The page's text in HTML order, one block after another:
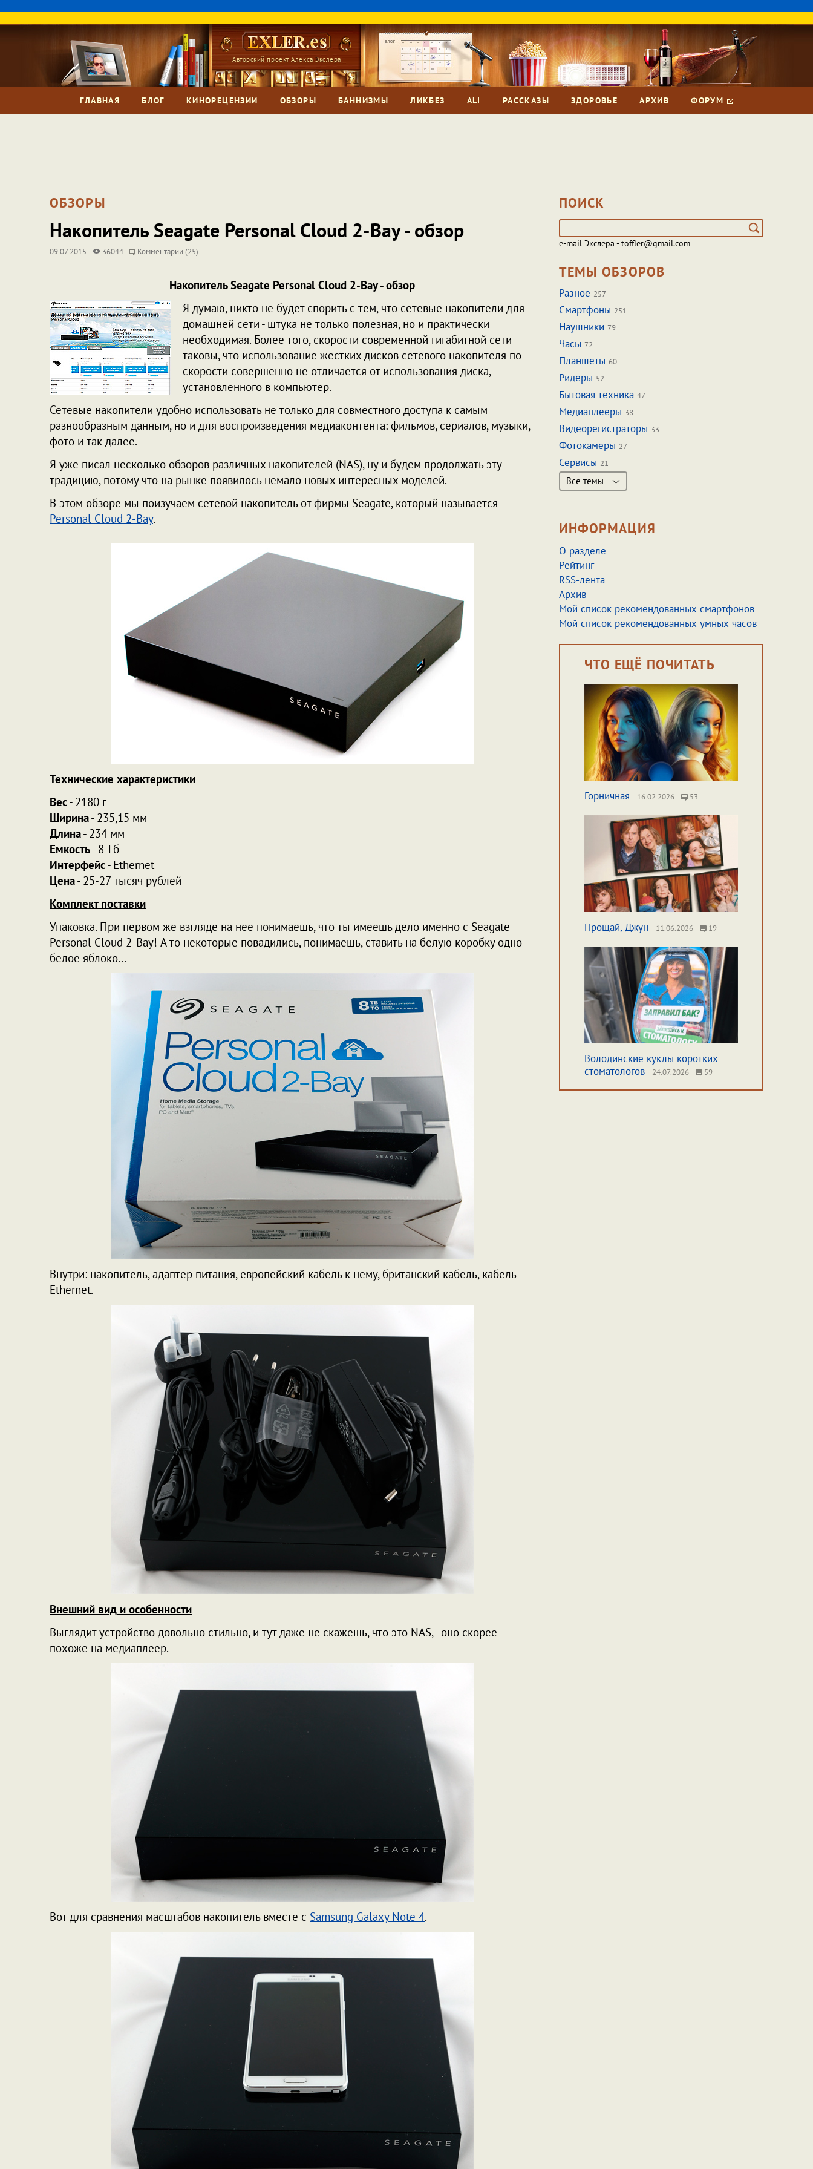
Авторский проект Алекса Экслера
ГЛАВНАЯ БЛОГ КИНОРЕЦЕНЗИИ ОБЗОРЫ БАННИЗМЫ ЛИКБЕЗ ALI РАССКАЗЫ ЗДОРОВЬЕ АРХИВ ФОРУМ
ОБЗОРЫ
Накопитель Seagate Personal Cloud 2-Bay - обзор
09.07.2015 36044 Комментарии (25)
Накопитель Seagate Personal Cloud 2-Bay - обзор
Я думаю, никто не будет спорить с тем, что сетевые накопители для
домашней сети - штука не только полезная, но и практически
необходимая. Более того, скорости современной гигабитной сети
таковы, что использование жестких дисков сетевого накопителя по
скорости совершенно не отличается от использования диска,
установленного в компьютер.
Сетевые накопители удобно использовать не только для совместного доступа к самым
разнообразным данным, но и для воспроизведения медиаконтента: фильмов, сериалов, музыки,
фото и так далее.
Я уже писал несколько обзоров различных накопителей (NAS), ну и будем продолжать эту
традицию, потому что на рынке появилось немало новых интересных моделей.
В этом обзоре мы поизучаем сетевой накопитель от фирмы Seagate, который называется
Personal Cloud 2-Bay.
Технические характеристики
Вес- 2180 г
Ширина- 235,15 мм
Длина- 234 мм
Емкость- 8 Тб
Интерфейс- Ethernet
Цена- 25-27 тысяч рублей
Комплект поставки
Упаковка. При первом же взгляде на нее понимаешь, что ты имеешь дело именно с Seagate
Personal Cloud 2-Bay! А то некоторые повадились, понимаешь, ставить на белую коробку одно
белое яблоко...
Внутри: накопитель, адаптер питания, европейский кабель к нему, британский кабель, кабель
Ethernet.
Внешний вид и особенности
Выглядит устройство довольно стильно, и тут даже не скажешь, что это NAS, - оно скорее
похоже на медиаплеер.
Вот для сравнения масштабов накопитель вместе с Samsung Galaxy Note 4.
ПОИСК
e-mail Экслера - toffler@gmail.com
ТЕМЫ ОБЗОРОВ
Разное 257
Смартфоны 251
Наушники 79
Часы 72
Планшеты 60
Ридеры 52
Бытовая техника 47
Медиаплееры 38
Видеорегистраторы 33
Фотокамеры 27
Сервисы 21
Все темы
ИНФОРМАЦИЯ
О разделе
Рейтинг
RSS-лента
Архив
Мой список рекомендованных смартфонов
Мой список рекомендованных умных часов
ЧТО ЕЩЁ ПОЧИТАТЬ
Горничная 16.02.2026 53
Прощай, Джун 11.06.2026 19
Володинские куклы коротких
стоматологов
24.07.2026 59